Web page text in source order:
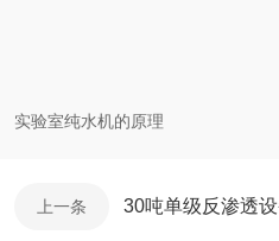
实验室纯水机的原理
上一条 30吨单级反渗透